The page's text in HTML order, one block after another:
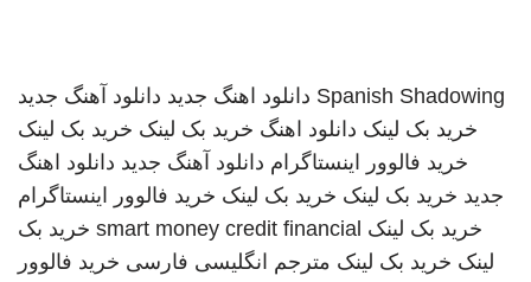
Spanish Shadowing دانلود اهنگ جدید دانلود آهنگ جدید
خرید بک لینک دانلود اهنگ خرید بک لینک خرید بک لینک
خرید فالوور اینستاگرام دانلود آهنگ جدید دانلود اهنگ
جدید خرید بک لینک خرید بک لینک خرید فالوور اینستاگرام
خرید بک لینک smart money credit financial خرید بک
لینک خرید بک لینک مترجم انگلیسی فارسی خرید فالوور